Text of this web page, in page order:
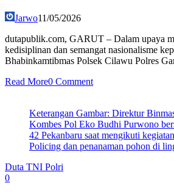
Jarwo11/05/2026
dutapublik.com, GARUT – Dalam upaya
kedisiplinan dan semangat nasionalisme
Bhabinkamtibmas Polsek Cilawu Polres
Read More0 Comment
Keterangan Gambar: Direktur
Kombes Pol Eko Budhi Purwono
42 Pekanbaru saat mengikuti
Policing dan penanaman pohon di
Duta TNI Polri
0